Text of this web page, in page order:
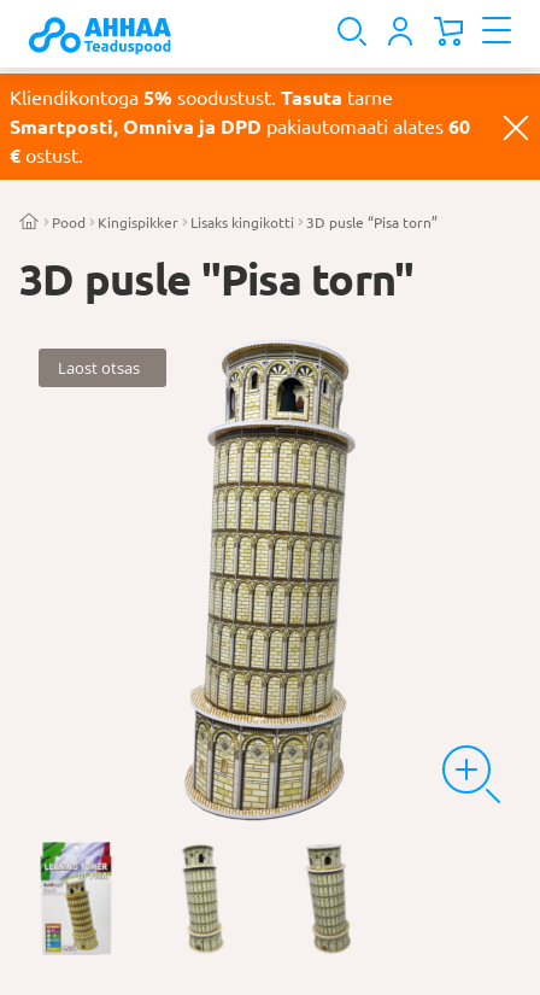
Kliendikontoga 5% soodustust. Tasuta tarne
Smartposti, Omniva ja DPD pakiautomaati alates 60
€ ostust.
Pood Kingispikker Lisaks kingikotti 3D pusle “Pisa torn”
3D pusle "Pisa torn"
Laost otsas